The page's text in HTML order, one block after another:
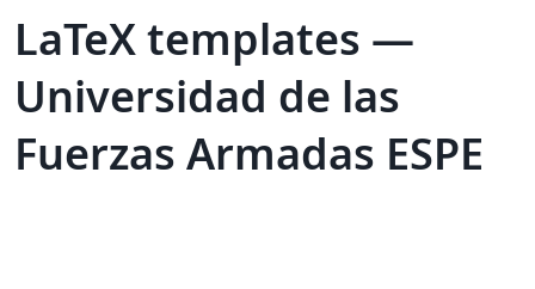
LaTeX templates —
Universidad de las
Fuerzas Armadas ESPE